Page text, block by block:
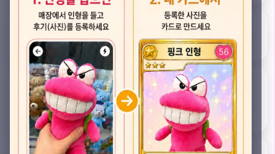
게임플렉스 불당동점
★★★☆☆ 2.5 후기 4
뽑기랜드
★★★★★ 4.7후기 49
픽스팟 불당점